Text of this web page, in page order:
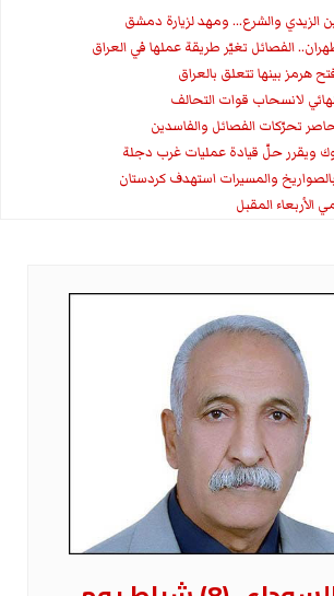
الزيدي والشرع... ومهد لزيارة دمشق
الفصائل تغيّر طريقة عملها في العراق
تحرّكات الفصائل والفاسدين
ويقرر حلّ قيادة عمليات غرب دجلة
والمسيرات استهدف كردستان
المقبل